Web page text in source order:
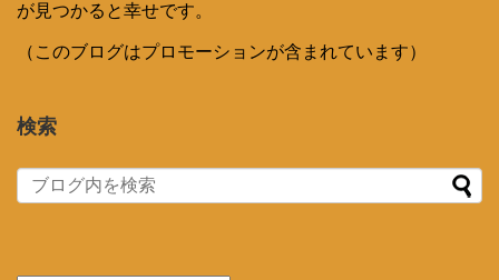
が見つかると幸せです。
（このブログはプロモーションが含まれています）
検索